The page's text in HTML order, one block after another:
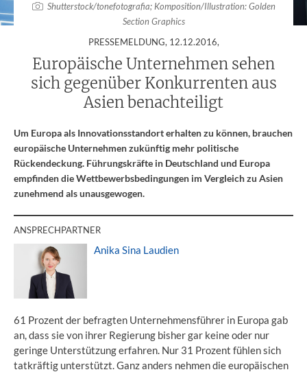
Shutterstock/tonefotografia; Komposition/Illustration: Golden
Section Graphics
PRESSEMELDUNG, 12.12.2016,
Europäische Unternehmen sehen
sich gegenüber Konkurrenten aus
Asien benachteiligt
Um Europa als Innovationsstandort erhalten zu können, brauchen
europäische Unternehmen zukünftig mehr politische
Rückendeckung. Führungskräfte in Deutschland und Europa
empfinden die Wettbewerbsbedingungen im Vergleich zu Asien
zunehmend als unausgewogen.
ANSPRECHPARTNER
Anika Sina Laudien
61 Prozent der befragten Unternehmensführer in Europa gab
an, dass sie von ihrer Regierung bisher gar keine oder nur
geringe Unterstützung erfahren. Nur 31 Prozent fühlen sich
tatkräftig unterstützt. Ganz anders nehmen die europäischen